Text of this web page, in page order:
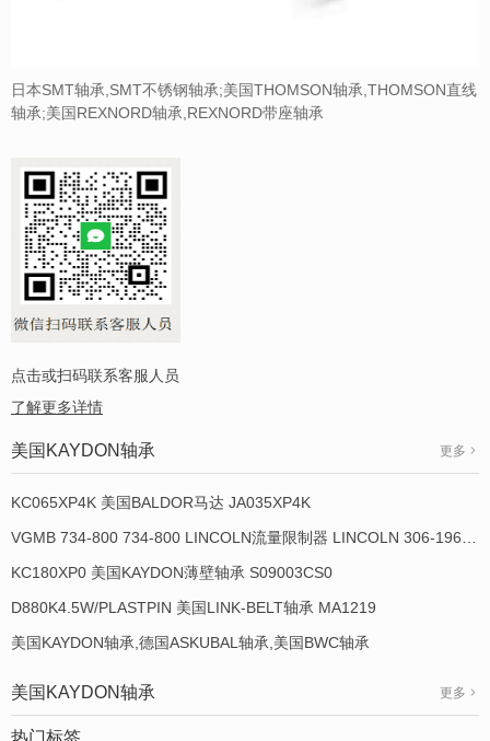
日本SMT轴承,SMT不锈钢轴承;美国THOMSON轴承,THOMSON直线
轴承;美国REXNORD轴承,REXNORD带座轴承
点击或扫码联系客服人员
了解更多详情
美国KAYDON轴承 更多
KC065XP4K 美国BALDOR马达 JA035XP4K
KC180XP0 美国KAYDON薄壁轴承 S09003CS0
D880K4.5W/PLASTPIN 美国LINK-BELT轴承 MA1219
美国KAYDON轴承,德国ASKUBAL轴承,美国BWC轴承
美国KAYDON轴承 更多
热门标签